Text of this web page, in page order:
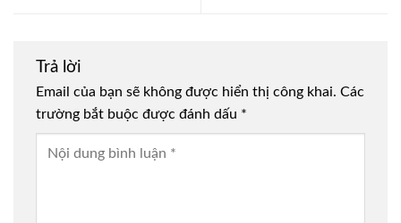
Trả lời
Email của bạn sẽ không được hiển thị công khai. Các
trường bắt buộc được đánh dấu *